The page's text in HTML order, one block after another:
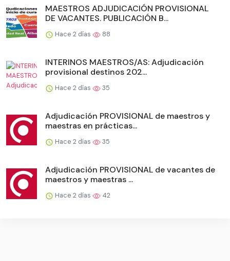
MAESTROS ADJUDICACIÓN PROVISIONAL
DE VACANTES. PUBLICACIÓN B...
Hace 2 días 88
INTERINOS MAESTROS/AS: Adjudicación
provisional destinos 202...
Hace 2 días 35
Adjudicación PROVISIONAL de maestros y
maestras en prácticas...
Hace 2 días 35
Adjudicación PROVISIONAL de vacantes de
maestros y maestras ...
Hace 2 días 42